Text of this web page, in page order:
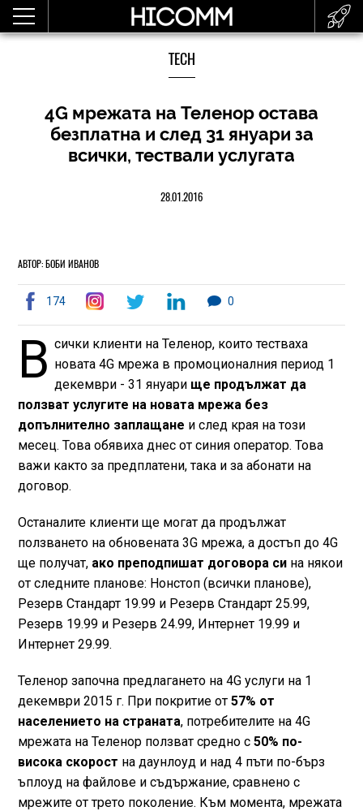
TECH
4G мрежата на Теленор остава
безплатна и след 31 януари за
всички, тествали услугата
28.01.2016
АВТОР: БОБИ ИВАНОВ
174 0
В сички клиенти на Теленор, които тестваха
новата 4G мрежа в промоционалния период 1
декември - 31 януари ще продължат да
ползват услугите на новата мрежа без
допълнително заплащане и след края на този
месец. Това обявиха днес от синия оператор. Това
важи както за предплатени, така и за абонати на
договор.
Останалите клиенти ще могат да продължат
ползването на обновената 3G мрежа, а достъп до 4G
ще получат, ако преподпишат договора сина някои
от следните планове: Нонстоп (всички планове),
Резерв Стандарт 19.99 и Резерв Стандарт 25.99,
Резерв 19.99 и Резерв 24.99, Интернет 19.99 и
Интернет 29.99.
Теленор започна предлагането на 4G услуги на 1
декември 2015 г. При покритие от 57% от
населението на страната, потребителите на 4G
мрежата на Теленор ползват средно с 50% по-
висока скорост на даунлоуд и над 4 пъти по-бърз
ъплоуд на файлове и съдържание, сравнено с
мрежите от трето поколение. Към момента, мрежата